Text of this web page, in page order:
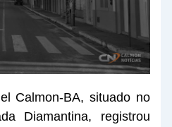
Calmon-BA, situado no
Diamantina, registrou